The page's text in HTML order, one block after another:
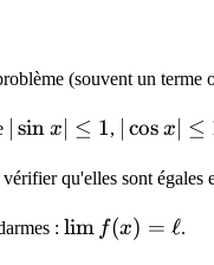
(souvent un terme
|\sin
\leq
sin x ≤ 1,
|\cos
\leq
cos x ≤
vérifier qu'elles sont égales
: \lim
lim f(x) = ℓ.